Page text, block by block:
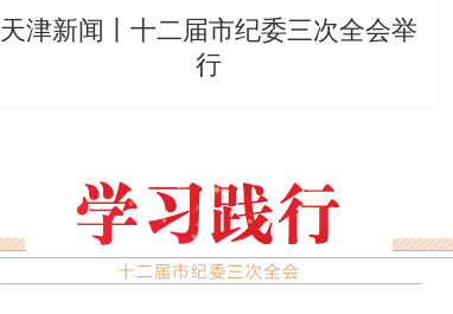
天津新闻丨十二届市纪委三次全会举
行